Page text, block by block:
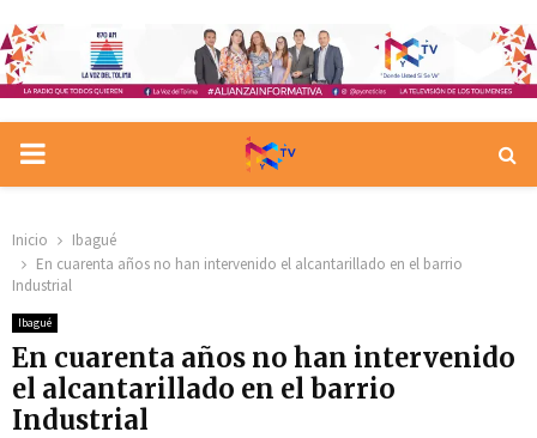
PRIMARY
Inicio
Ibagué
En cuarenta años no han intervenido el alcantarillado en el barrio
Industrial
Ibagué
En cuarenta años no han intervenido
el alcantarillado en el barrio
Industrial